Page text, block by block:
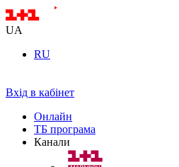
UA
RU
Вхід в кабінет
Онлайн
ТБ програма
Канали